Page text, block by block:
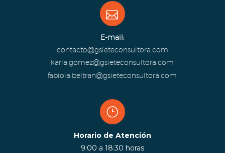


E-mail:
contacto@gsieteconsultora.com
karla.gomez@gsieteconsultora.com
fabiola.beltran@gsieteconsultora.com
}
}
Horario de Atención
9:00 a 18:30 horas